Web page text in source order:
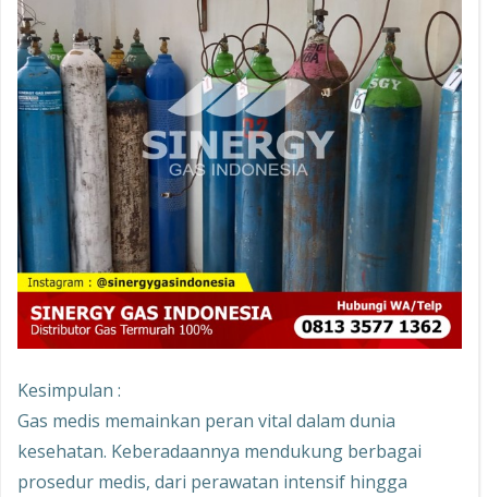
Kesimpulan :
Gas medis memainkan peran vital dalam dunia
kesehatan. Keberadaannya mendukung berbagai
prosedur medis, dari perawatan intensif hingga